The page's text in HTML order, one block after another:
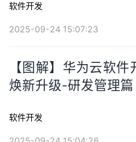
软件开发
2025-09-24 15:07:23
【图解】华为云软
焕新升级-研发管理篇
软件开发